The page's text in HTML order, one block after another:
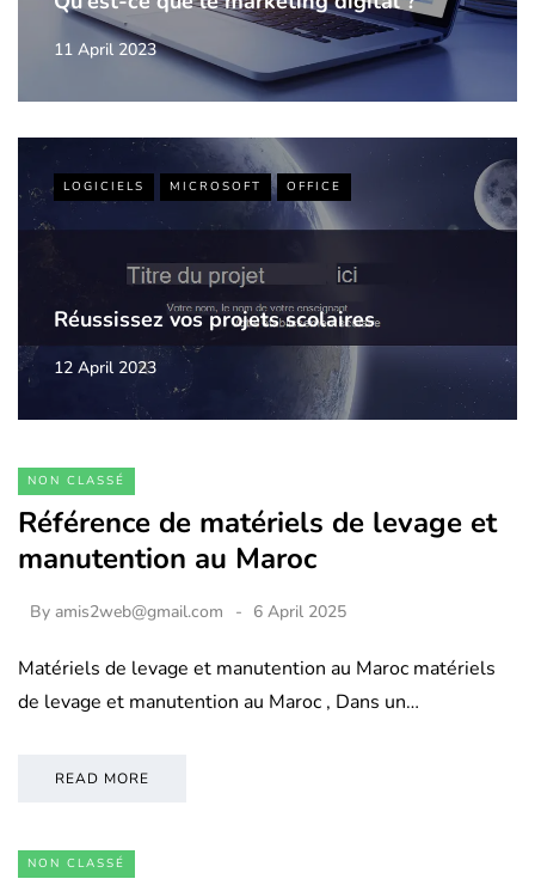
11 April 2023
LOGICIELS MICROSOFT OFFICE
Réussissez vos projets scolaires
12 April 2023
NON CLASSÉ
Référence de matériels de levage et
manutention au Maroc
By amis2web@gmail.com 6 April 2025
Matériels de levage et manutention au Maroc matériels
de levage et manutention au Maroc , Dans un…
READ MORE
NON CLASSÉ